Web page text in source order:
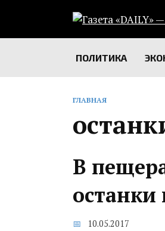
содержанию
ПОЛИТИКА
ГЛАВНАЯ
В
останки
10.05.2017